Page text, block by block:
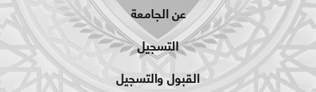
عن الجامعة
التسجيل
القبول والتسجيل